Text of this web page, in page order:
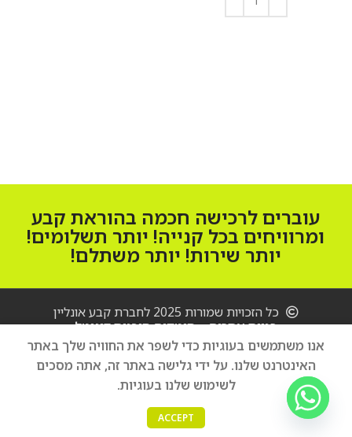
עוברים לרכישה חכמה בהוראת קבע
ומרוויחים בכל קנייה! יותר תשלומים!
יותר שירות! יותר משתלם!
כל הזכויות שמורות 2025 לחברת קבע אונליין
בניית אתרים – סיטקום סוכנות דיגיטל
אנו משתמשים בעוגיות כדי לשפר את החוויה שלך באתר
האינטרנט שלנו. על ידי גלישה באתר זה, אתה מסכים
לשימוש שלנו בעוגיות.
ACCEPT
מדיח כלים
‏רחב AEG
ProIntensive
AirDry
FFB53607ZW
הוספה לסל
קנה עכשיו
סל קניות